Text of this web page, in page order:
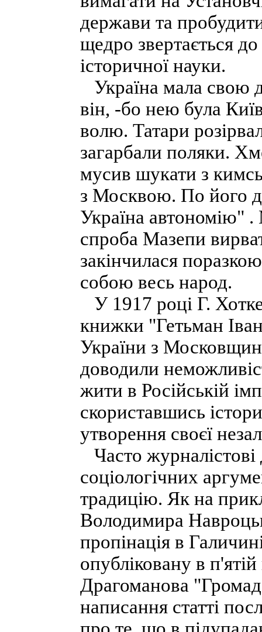
держави та
щедро звертається
історичної науки.
Україна мала свою
він, -бо нею була
волю. Татари
загарбали поляки.
мусив шукати з
з Москвою. По його
Україна автономію" .
спроба Мазепи
закінчилася
собою весь народ.
У 1917 році Г.
книжки "Гетьман
України з
доводили
жити в Російській
скориставшись
утворення своєї
Часто журналістові
соціологічних
традицію. Як на
Володимира
пропінація в
опубліковану в
Драгоманова
написання статті